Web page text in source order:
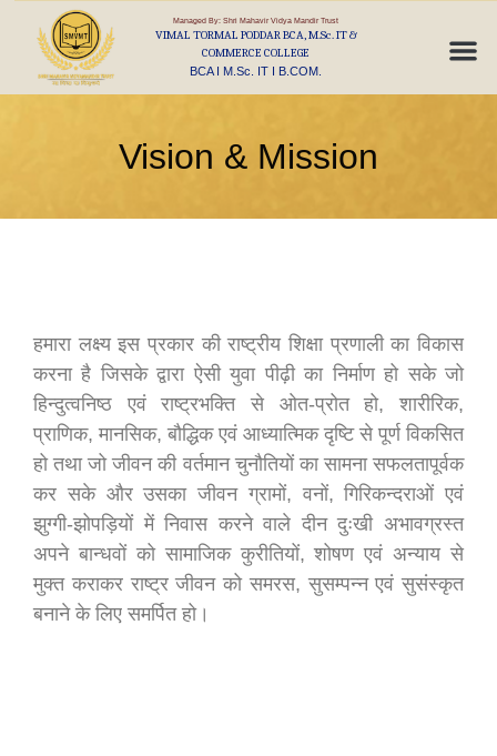
Managed By: Shri Mahavir Vidya Mandir Trust
VIMAL TORMAL PODDAR BCA, M.Sc. IT &
COMMERCE COLLEGE
BCA I M.Sc. IT I B.COM.
Vision & Mission
हमारा लक्ष्य इस प्रकार की राष्ट्रीय शिक्षा प्रणाली का विकास
करना है जिसके द्वारा ऐसी युवा पीढ़ी का निर्माण हो सके जो
हिन्दुत्वनिष्ठ एवं राष्ट्रभक्ति से ओत-प्रोत हो, शारीरिक,
प्राणिक, मानसिक, बौद्धिक एवं आध्यात्मिक दृष्टि से पूर्ण विकसित
हो तथा जो जीवन की वर्तमान चुनौतियों का सामना सफलतापूर्वक
कर सके और उसका जीवन ग्रामों, वनों, गिरिकन्दराओं एवं
झुग्गी-झोपड़ियों में निवास करने वाले दीन दुःखी अभावग्रस्त
अपने बान्धवों को सामाजिक कुरीतियों, शोषण एवं अन्याय से
मुक्त कराकर राष्ट्र जीवन को समरस, सुसम्पन्न एवं सुसंस्कृत
बनाने के लिए समर्पित हो।